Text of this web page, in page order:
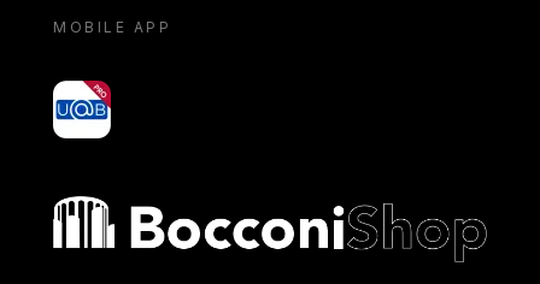
MOBILE APP
yoU@B
Bocconi shop